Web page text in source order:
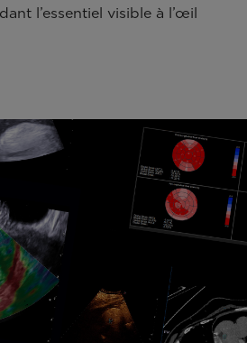
l’essentiel visible à l’œil